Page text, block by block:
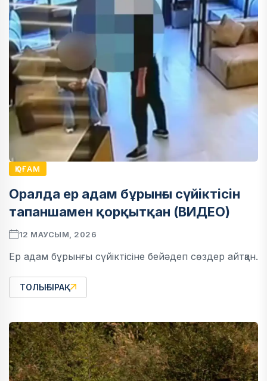
ҚОҒАМ
Оралда ер адам бұрынғы сүйіктісін
тапаншамен қорқытқан (ВИДЕО)
12 МАУСЫМ, 2026
Ер адам бұрынғы сүйіктісіне бейәдеп сөздер айтқан.
ТОЛЫҒЫРАҚ